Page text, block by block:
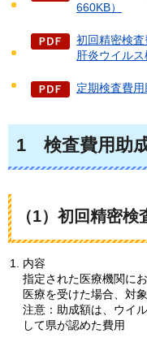
660KB）
初回精密検
肝炎ウイルス
定期検査費用
1 検査費用助
（1）初回精密検
内容
指定された医療機関に
医療を受けた場合、対
注意：助成額は、ウイ
して県が認めた費用